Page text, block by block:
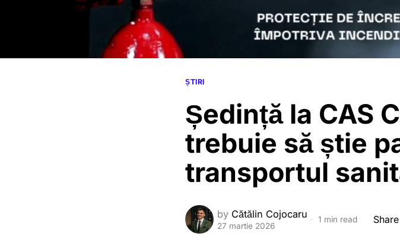
ȘTIRI
Ședință la CAS
trebuie să știe
transportul
by Cătălin Cojocaru
27 martie 2026
1 min read Share